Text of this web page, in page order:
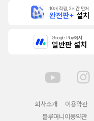
10배 적립, 2시간 먼저
완전판+ 설치
Google Play에서
일반판 설치
회사소개 이용약관
블루머니이용약관